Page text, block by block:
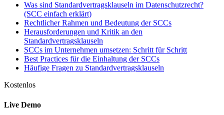
Was sind Standardvertragsklauseln im Datenschutzrecht?
(SCC einfach erklärt)
Rechtlicher Rahmen und Bedeutung der SCCs
Herausforderungen und Kritik an den
Standardvertragsklauseln
SCCs im Unternehmen umsetzen: Schritt für Schritt
Best Practices für die Einhaltung der SCCs
Häufige Fragen zu Standardvertragsklauseln
Kostenlos
Live Demo